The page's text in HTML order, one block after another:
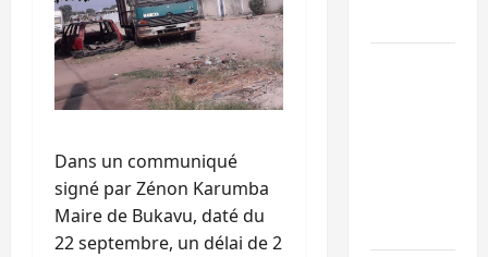
Dans un communiqué
signé par Zénon Karumba
Maire de Bukavu, daté du
22 septembre, un délai de 2